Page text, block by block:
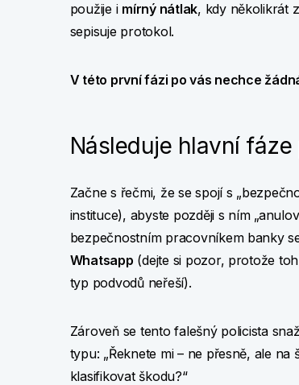
použije i mírný nátlak, kdy několikrát
sepisuje protokol.
V této první fázi po vás nechce
Následuje hlavní fáze
Začne s řečmi, že se spojí s
instituce), abyste později s ním
bezpečnostním pracovníkem banky
Whatsapp (dejte si pozor, protože
typ podvodů neřeší).
Zároveň se tento falešný policista
typu: „Řeknete mi – ne přesně, ale
klasifikovat škodu?“